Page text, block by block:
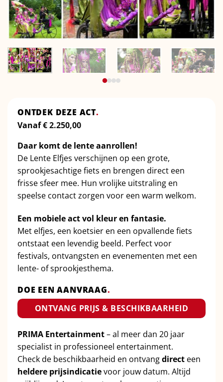
ONTDEK DEZE ACT.
Vanaf€2.250,00
Daar komt de lente aanrollen!
De Lente Elfjes verschijnen op een grote,
sprookjesachtige fiets en brengen direct een
frisse sfeer mee. Hun vrolijke uitstraling en
speelse contact zorgen voor een warm welkom.
Een mobiele act vol kleur en fantasie.
Met elfjes, een koetsier en een opvallende fiets
ontstaat een levendig beeld. Perfect voor
festivals, ontvangsten en evenementen met een
lente- of sprookjesthema.
DOE EEN AANVRAAG.
ONTVANG PRIJS & BESCHIKBAARHEID
PRIMA Entertainment– al meer dan 20 jaar
specialist in professioneel entertainment.
Check de beschikbaarheid en ontvangdirect een
heldere prijsindicatievoor jouw datum. Altijd